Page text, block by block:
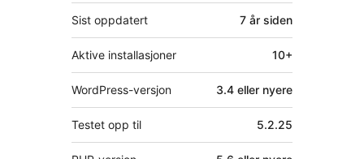
Sist oppdatert 7 år siden
Aktive installasjoner 10+
WordPress-versjon 3.4 eller nyere
Testet opp til 5.2.25